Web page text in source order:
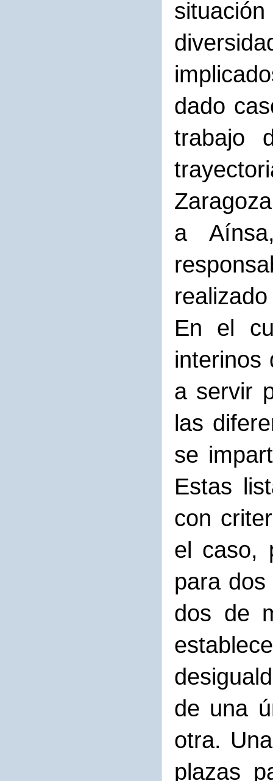
dado
trabajo
a
En el
interinos
a servir
las
se
Estas
con
el caso,
para
dos de
de una
otra.
plazas